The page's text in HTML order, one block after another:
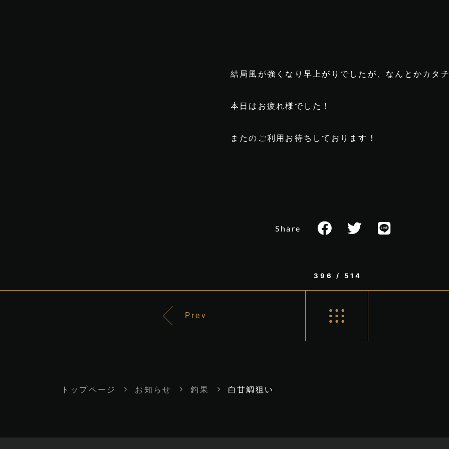
結局風が強くなり早上がりでしたが、なんとかカタ
本日はお疲れ様でした！
またのご利用お待ちしております！
Share
396 / 514
Prev
トップページ お知らせ 釣果 白甘鯛狙い